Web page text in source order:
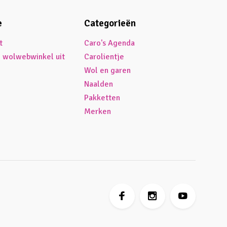
wolwebwinkel uit
Categorieën
Caro's Agenda
Carolientje
Wol en garen
Naalden
Pakketten
Merken